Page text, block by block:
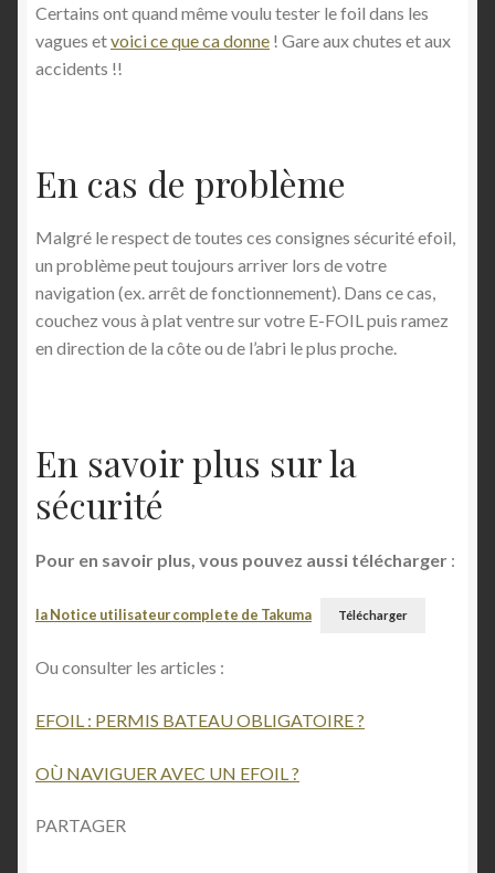
Certains ont quand même voulu tester le foil dans les
vagues etvoici ce que ca donne ! Gare aux chutes et aux
accidents !!
En cas de problème
Malgré le respect de toutes ces consignes sécurité efoil,
un problème peut toujours arriver lors de votre
navigation (ex. arrêt de fonctionnement). Dans ce cas,
couchez vous à plat ventre sur votre E-FOIL puis ramez
en direction de la côte ou de l’abri le plus proche.
En savoir plus sur la
sécurité
Pour en savoir plus, vous pouvez aussi télécharger :
la Notice utilisateur complete de Takuma Télécharger
Ou consulter les articles :
EFOIL : PERMIS BATEAU OBLIGATOIRE ?
OÙ NAVIGUER AVEC UN EFOIL ?
PARTAGER